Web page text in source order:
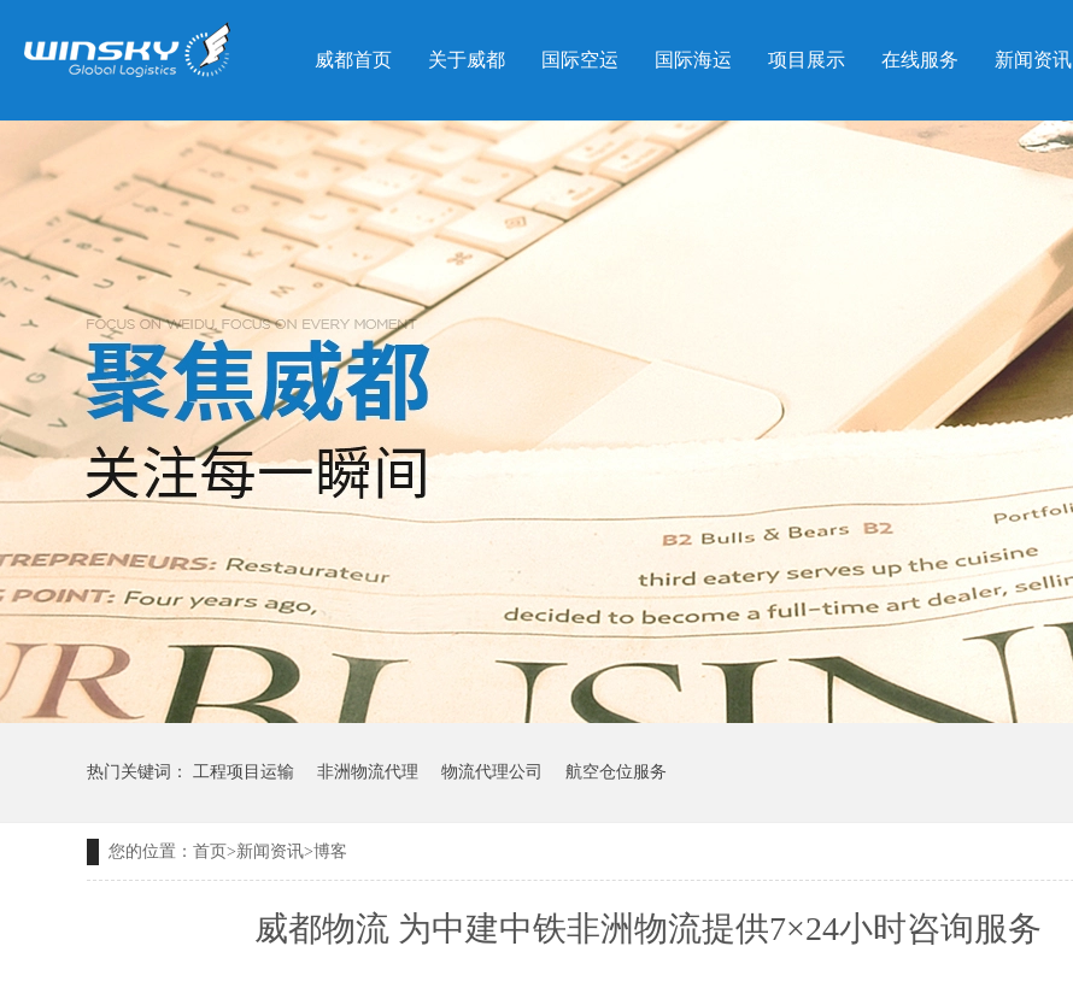
威都首页 关于威都 国际空运 国际海运 项目展示 在线服务 新闻资讯
热门关键词： 工程项目运输 非洲物流代理 物流代理公司 航空仓位服务
您的位置： 首页>新闻资讯>博客
威都物流 为中建中铁非洲物流提供7×24小时咨询服务